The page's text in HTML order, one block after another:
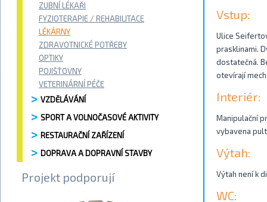
ZUBNÍ LÉKAŘI
FYZIOTERAPIE / REHABILITACE
LÉKÁRNY
ZDRAVOTNICKÉ POTŘEBY
OPTIKY
POJIŠŤOVNY
VETERINÁRNÍ PÉČE
VZDĚLÁVÁNÍ
SPORT A VOLNOČASOVÉ AKTIVITY
RESTAURAČNÍ ZAŘÍZENÍ
DOPRAVA A DOPRAVNÍ STAVBY
Projekt podporují
Vstup:
Ulice
prasklinami.
dostatečná.
otevírají
Interiér:
Manipulační
vybavena
Výtah:
Výtah není k
WC: